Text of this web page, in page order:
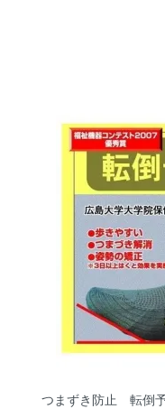
つまずき防止 転倒